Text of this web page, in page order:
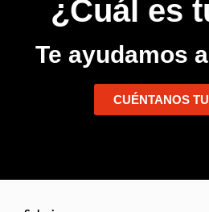
¿Cuál es
Te ayudamos
CUÉNTANOS